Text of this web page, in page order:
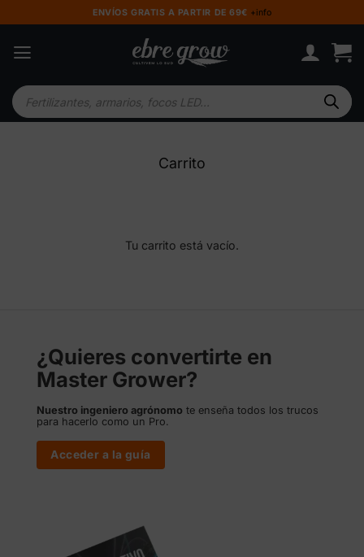
al
contenido
ENVÍOS GRATIS A PARTIR DE 69€ +info
Búsqueda
de
productos
Carrito
Tu carrito está vacío.
¿Quieres convertirte en
Master Grower?
Nuestro ingeniero agrónomo te enseña todos los trucos
para hacerlo como un Pro.
Acceder a la guía